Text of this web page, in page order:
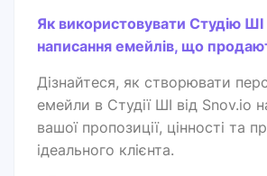
Як використовувати Студію
написання емейлів, що
Дізнайтеся, як створювати
емейли в Студії ШІ від Snov.io
вашої пропозиції, цінності та
ідеального клієнта.